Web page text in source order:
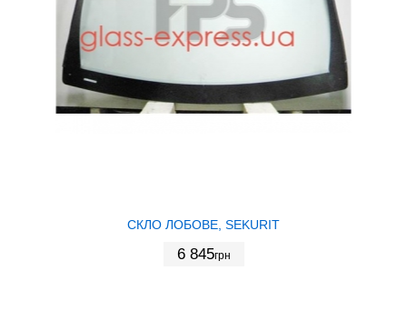
СКЛО ЛОБОВЕ, SEKURIT
6 845грн